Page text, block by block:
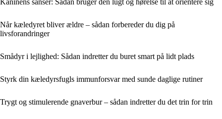
Når kæledyret bliver ældre – sådan forbereder du dig på
livsforandringer
Smådyr i lejlighed: Sådan indretter du buret smart på lidt plads
Styrk din kæledyrsfugls immunforsvar med sunde daglige rutiner
Trygt og stimulerende gnaverbur – sådan indretter du det trin for trin